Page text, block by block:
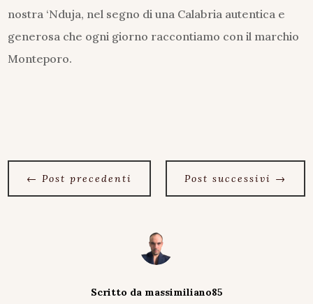
nostra ‘Nduja, nel segno di una Calabria autentica e
generosa che ogni giorno raccontiamo con il marchio
Monteporo.
←Post precedenti Post successivi →
Scritto da massimiliano85